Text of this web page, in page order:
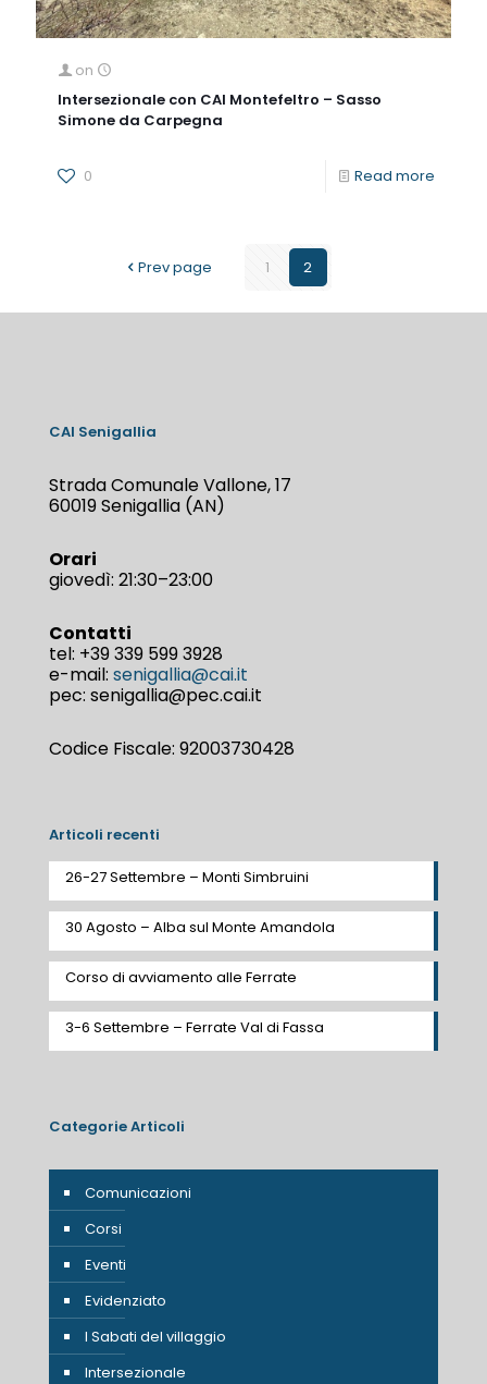
on
Intersezionale con CAI Montefeltro – Sasso
Simone da Carpegna
0 Read more
Prev page 1 2
CAI Senigallia
Strada Comunale Vallone, 17
60019 Senigallia (AN)
Orari
giovedì: 21:30–23:00
Contatti
tel: +39 339 599 3928
e-mail: senigallia@cai.it
pec: senigallia@pec.cai.it
Codice Fiscale: 92003730428
Articoli recenti
26-27 Settembre – Monti Simbruini
30 Agosto – Alba sul Monte Amandola
Corso di avviamento alle Ferrate
3-6 Settembre – Ferrate Val di Fassa
Categorie Articoli
Comunicazioni
Corsi
Eventi
Evidenziato
I Sabati del villaggio
Intersezionale